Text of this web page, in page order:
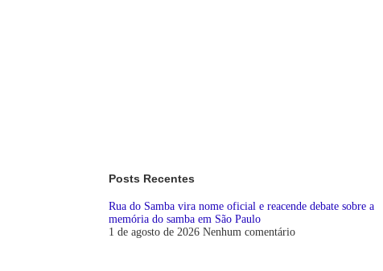
Posts Recentes
Rua do Samba vira nome oficial e reacende debate sobre a
memória do samba em São Paulo
1 de agosto de 2026 Nenhum comentário